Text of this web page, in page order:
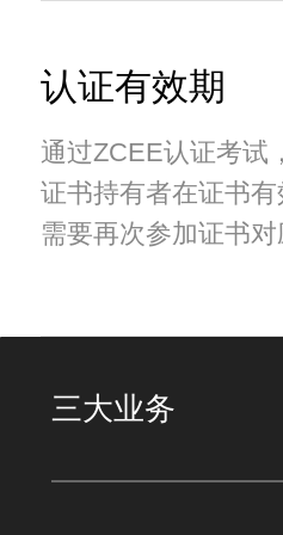
认证有效期
通过ZCEE认证考试
证书持有者在证书
需要再次参加证书对
三大业务